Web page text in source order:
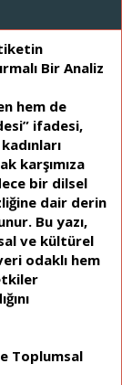
Bir Analiz
hem de
ifadesi,
karşımıza
bir dilsel
dair derin
Bu yazı,
ve kültürel
odaklı hem
Toplumsal